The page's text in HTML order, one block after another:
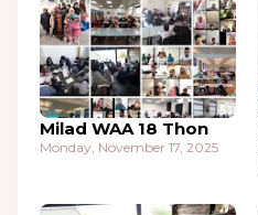
Milad WAA 18 Thon
Monday, November 17, 2025